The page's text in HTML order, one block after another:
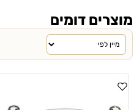
מוצרים דומים